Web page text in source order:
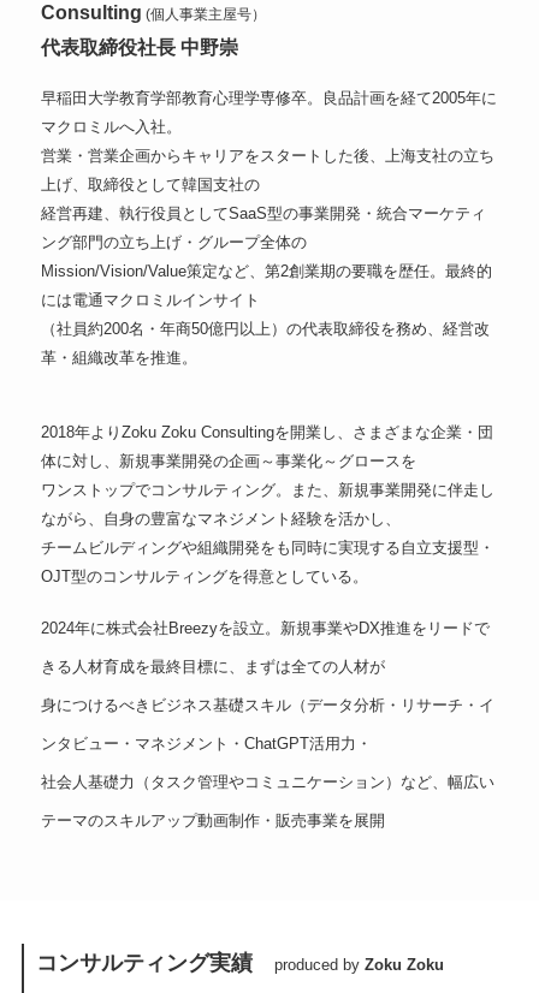
Consulting (個人事業主屋号）
代表取締役社長 中野崇
早稲田大学教育学部教育心理学専修卒。良品計画を経て2005年に
マクロミルへ入社。
営業・営業企画からキャリアをスタートした後、上海支社の立ち
上げ、取締役として韓国支社の
経営再建、執行役員としてSaaS型の事業開発・統合マーケティ
ング部門の立ち上げ・グループ全体の
Mission/Vision/Value策定など、第2創業期の要職を歴任。最終的
には電通マクロミルインサイト
（社員約200名・年商50億円以上）の代表取締役を務め、経営改
革・組織改革を推進。
2018年よりZoku Zoku Consultingを開業し、さまざまな企業・団
体に対し、新規事業開発の企画～事業化～グロースを
ワンストップでコンサルティング。また、新規事業開発に伴走し
ながら、自身の豊富なマネジメント経験を活かし、
チームビルディングや組織開発をも同時に実現する自立支援型・
OJT型のコンサルティングを得意としている。
2024年に株式会社Breezyを設立。新規事業やDX推進をリードで
きる人材育成を最終目標に、まずは全ての人材が
身につけるべきビジネス基礎スキル（データ分析・リサーチ・イ
ンタビュー・マネジメント・ChatGPT活用力・
社会人基礎力（タスク管理やコミュニケーション）など、幅広い
テーマのスキルアップ動画制作・販売事業を展開
コンサルティング実績 produced by Zoku Zoku